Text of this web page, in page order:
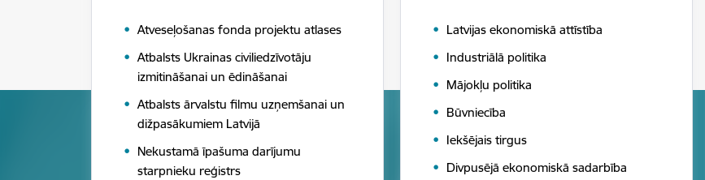
Atveseļošanas fonda projektu atlases
Atbalsts Ukrainas civiliedzīvotāju
izmitināšanai un ēdināšanai
Atbalsts ārvalstu filmu uzņemšanai un
dižpasākumiem Latvijā
Nekustamā īpašuma darījumu
starpnieku reģistrs
Latvijas ekonomiskā attīstība
Industriālā politika
Mājokļu politika
Būvniecība
Iekšējais tirgus
Divpusējā ekonomiskā sadarbība